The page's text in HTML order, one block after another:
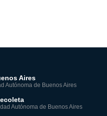
Aires
Autónoma de Buenos Aires
Autónoma de Buenos Aires